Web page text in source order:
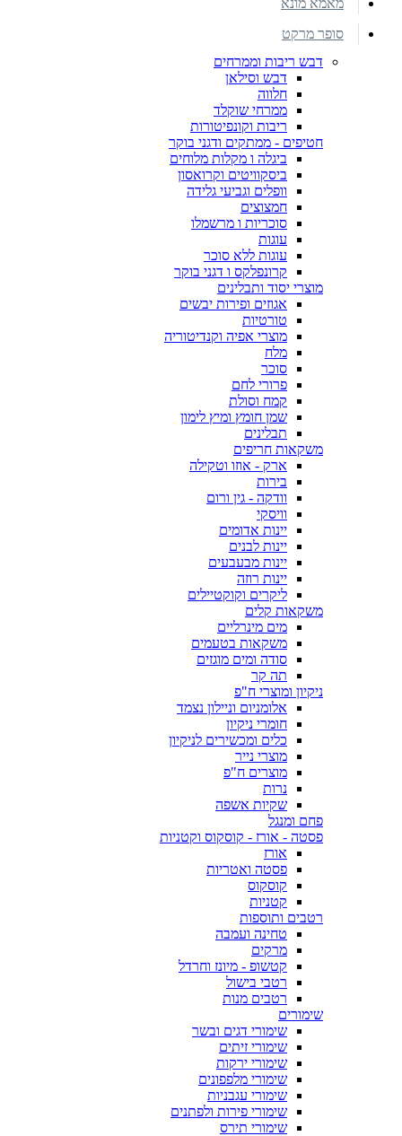
מאמא מונא
סופר מרקט
דבש ריבות וממרחים
דבש וסילאן
חלווה
ממרחי שוקלד
ריבות וקונפיטורות
חטיפים - ממתקים ודגני בוקר
ביגלה ו מקלות מלוחים
ביסקוויטים וקרואסון
וופלים וגביעי גלידה
חמצוצים
סוכריות ו מרשמלו
עוגות
עוגות ללא סוכר
קרונפלקס ו דגני בוקר
מוצרי יסוד ותבלינים
אגוזים ופירות יבשים
טורטיות
מוצרי אפיה וקנדיטוריה
מלח
סוכר
פרורי לחם
קמח וסולת
שמן חומץ ומיץ לימון
תבלינים
משקאות חריפים
ארק - אוזו וטקילה
בירות
וודקה - גין ורום
וויסקי
יינות אדומים
יינות לבנים
יינות מבעבעים
יינות רוזה
ליקרים וקוקטיילים
משקאות קלים
מים מינרליים
משקאות בטעמים
סודה ומים מוגזים
תה קר
ניקיון ומוצרי ח"פ
אלומניום וניילון נצמד
חומרי ניקיון
כלים ומכשירים לניקיון
מוצרי נייר
מוצרים ח"פ
נרות
שקיות אשפה
פחם ומנגל
פסטה - אורז - קוסקוס וקטניות
אורז
פסטה ואטריות
קוסקוס
קטניות
רטבים ותוספות
טחינה ועמבה
מרקים
קטשופ - מיונז וחרדל
רטבי בישול
רטבים מנות
שימורים
שימורי דגים ובשר
שימורי זיתים
שימורי ירקות
שימורי מלפפונים
שימורי עגבניות
שימורי פירות ולפתנים
שימורי תירס